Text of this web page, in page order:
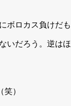
ボロカス負けだも
いだろう。逆はほ
）